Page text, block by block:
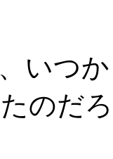
いつ
のだ